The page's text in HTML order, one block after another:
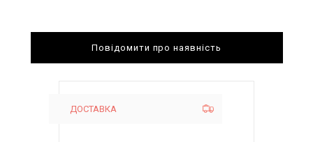
Повідомити про наявність
ДОСТАВКА